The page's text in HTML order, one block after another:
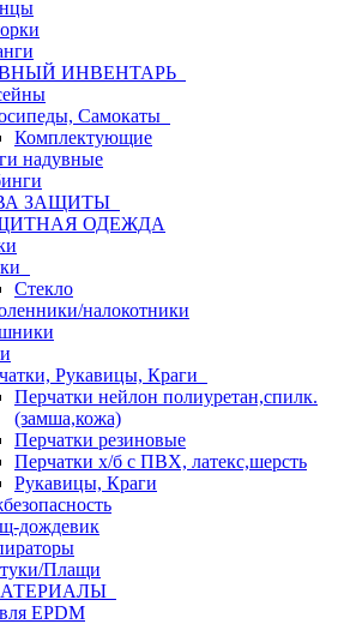
ИНВЕНТАРЬ
Самокаты
Комплектующие
надувные
ЗАЩИТЫ
ОДЕЖДА
Стекло
налокотники
Рукавицы, Краги
Перчатки нейлон полиуретан,спилк.
(замша,кожа)
Перчатки резиновые
Перчатки х/б с ПВХ, латекс,шерсть
Рукавицы, Краги
дождевик
Плащи
ЕРDM